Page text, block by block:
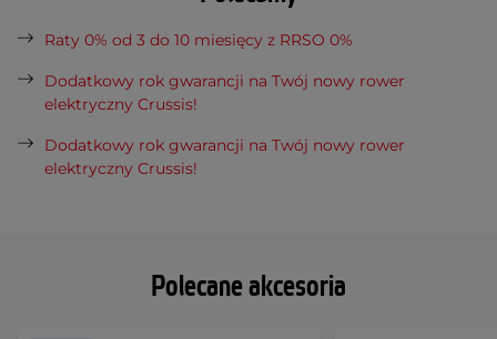
Polecane akcesoria
Raty 0% od 3 do 10 miesięcy z RRSO 0%
Dodatkowy rok gwarancji na Twój nowy rower
elektryczny Crussis!
Dodatkowy rok gwarancji na Twój nowy rower
elektryczny Crussis!